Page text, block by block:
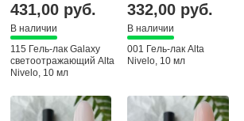
431,00 руб.
В наличии
115 Гель-лак Galaxy
светоотражающий Alta
Nivelo, 10 мл
332,00 руб.
В наличии
001 Гель-лак Alta
Nivelo, 10 мл